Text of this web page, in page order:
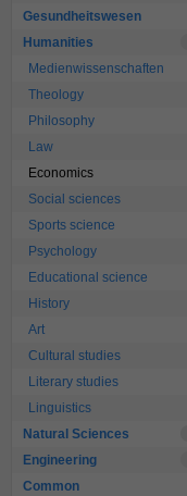
Gesundheitswesen
Humanities
Medienwissenschaften
Theology
Philosophy
Law
Economics
Social sciences
Sports science
Psychology
Educational science
History
Art
Cultural studies
Literary studies
Linguistics
Natural Sciences
Engineering
Common